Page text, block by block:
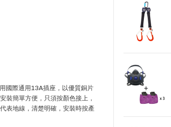
國際通用13A插座，以優質銅片
裝簡單方便，只須按顏色接上，
表地線，清楚明確，安裝時按產